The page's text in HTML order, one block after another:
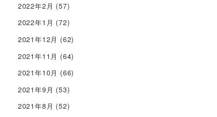
2022年2月 (57)
2022年1月 (72)
2021年12月 (62)
2021年11月 (64)
2021年10月 (66)
2021年9月 (53)
2021年8月 (52)